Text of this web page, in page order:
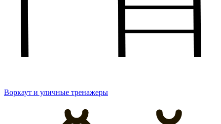
Воркаут и уличные тренажеры